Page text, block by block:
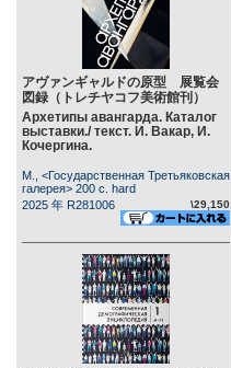
アヴァンギャルドの原型 展覧会
図録（トレチヤコフ美術館刊）
Архетипы авангарда. Каталог
выставки./ текст. И. Вакар, И.
Кочергина.
М., <Государственная Третьяковская
галерея> 200 c. hard
2025 年 R281006
\29,150